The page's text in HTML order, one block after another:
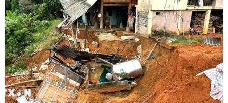
TIN CÙNG CHUYÊN MỤC